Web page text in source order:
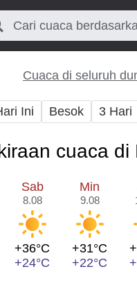
Cuaca di seluruh
Ini Besok 3 Hari
cuaca
Sab
8.08
+36°C
+24°C
Min
9.08
+31°C
+22°C